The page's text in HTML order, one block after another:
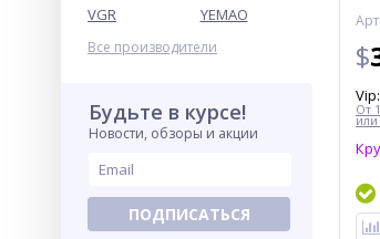
VGR
YEMAO
Все производители
Будьте в курсе!
Новости, обзоры и акции
ПОДПИСАТЬСЯ
$
Vip:
От